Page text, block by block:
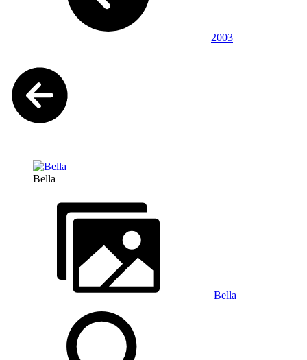
2003
Bella
Bella